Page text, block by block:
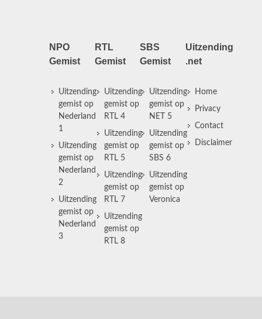
NPO
Gemist
Uitzending
gemist op
Nederland
1
Uitzending
gemist op
Nederland
2
Uitzending
gemist op
Nederland
3
RTL
Gemist
Uitzending
gemist op
RTL 4
Uitzending
gemist op
RTL 5
Uitzending
gemist op
RTL 7
Uitzending
gemist op
RTL 8
SBS
Gemist
Uitzending
gemist op
NET 5
Uitzending
gemist op
SBS 6
Uitzending
gemist op
Veronica
Uitzending
.net
Home
Privacy
Contact
Disclaimer